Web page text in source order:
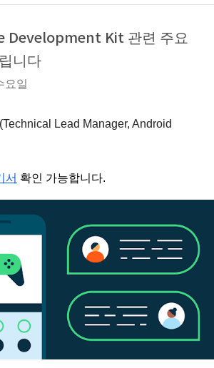
Development Kit 관련 주요
니다
요일
Lead Manager, Android
서 확인 가능합니다.